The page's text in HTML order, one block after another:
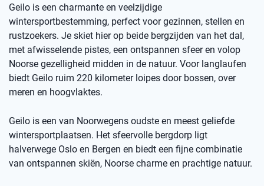
Geilo is een charmante en veelzijdige
wintersportbestemming, perfect voor gezinnen, stellen en
rustzoekers. Je skiet hier op beide bergzijden van het dal,
met afwisselende pistes, een ontspannen sfeer en volop
Noorse gezelligheid midden in de natuur. Voor langlaufen
biedt Geilo ruim 220 kilometer loipes door bossen, over
meren en hoogvlaktes.
Geilo is een van Noorwegens oudste en meest geliefde
wintersportplaatsen. Het sfeervolle bergdorp ligt
halverwege Oslo en Bergen en biedt een fijne combinatie
van ontspannen skiën, Noorse charme en prachtige natuur.